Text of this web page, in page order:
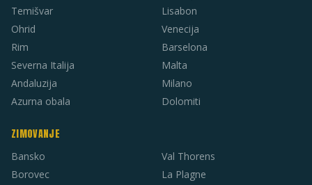
Temišvar
Ohrid
Rim
Severna Italija
Andaluzija
Azurna obala
Lisabon
Venecija
Barselona
Malta
Milano
Dolomiti
ZIMOVANJE
Bansko
Borovec
Val Thorens
La Plagne